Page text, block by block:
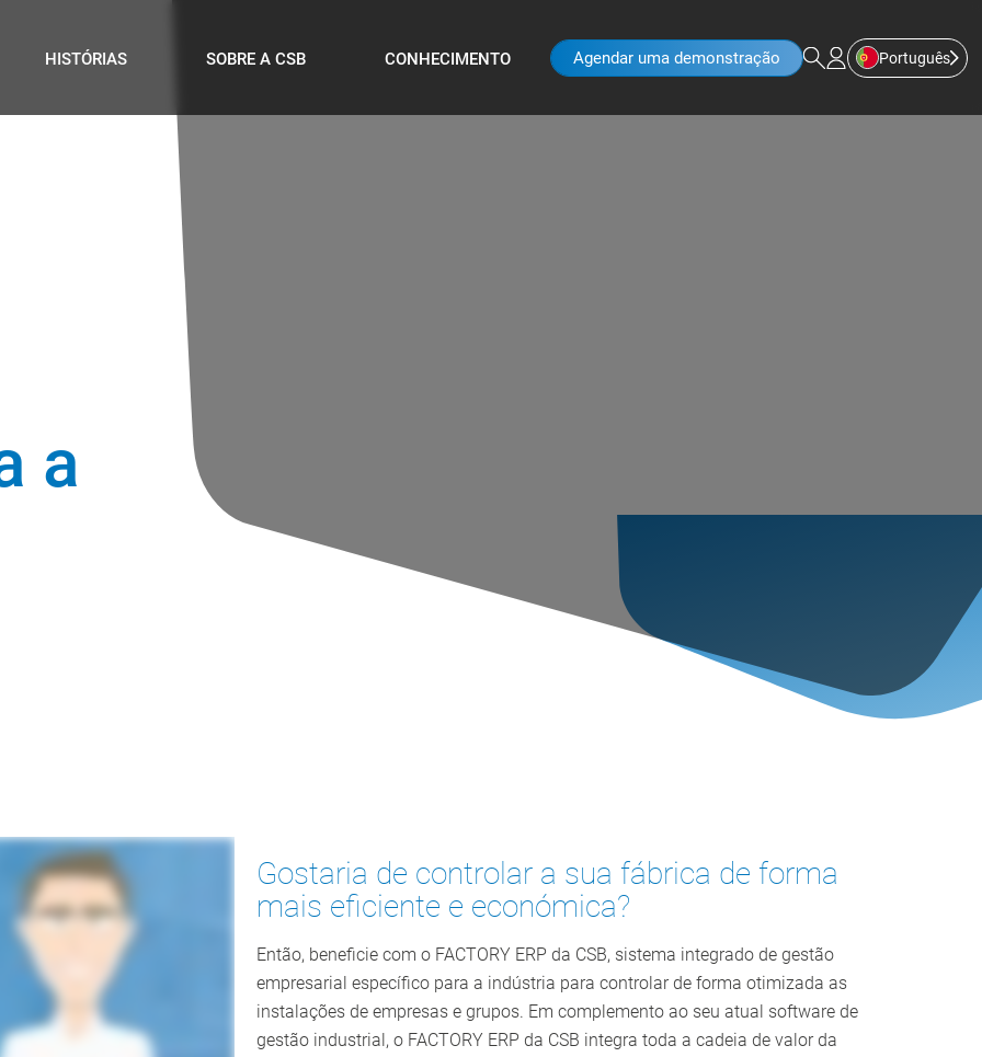
HISTÓRIAS SOBRE A CSB CONHECIMENTO Agendar uma demonstração Português
a
Gostaria de controlar a sua fábrica de forma
mais eficiente e económica?
Então, beneficie com o FACTORY ERP da CSB, sistema integrado de gestão
empresarial específico para a indústria para controlar de forma otimizada as
instalações de empresas e grupos. Em complemento ao seu atual software de
gestão industrial, o FACTORY ERP da CSB integra toda a cadeia de valor da